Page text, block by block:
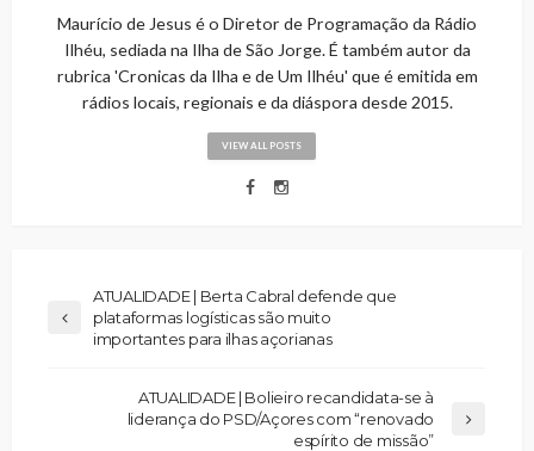
Maurício de Jesus é o Diretor de Programação da Rádio
Ilhéu, sediada na Ilha de São Jorge. É também autor da
rubrica 'Cronicas da Ilha e de Um Ilhéu' que é emitida em
rádios locais, regionais e da diáspora desde 2015.
VIEW ALL POSTS
ATUALIDADE | Berta Cabral defende que
plataformas logísticas são muito
importantes para ilhas açorianas
ATUALIDADE | Bolieiro recandidata-se à
liderança do PSD/Açores com “renovado
espírito de missão”